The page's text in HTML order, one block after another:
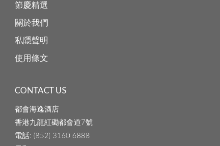
節慶精選
關於我們
私隱聲明
使用條文
CONTACT US
都會海逸酒店
香港九龍紅磡都會道7號
電話: (852) 3160 6888